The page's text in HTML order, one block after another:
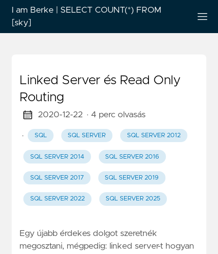
I am Berke | SELECT COUNT(*) FROM
[sky]
Linked Server és Read Only
Routing
2020-12-22 · 4 perc olvasás
· SQL SQL SERVER SQL SERVER 2012
SQL SERVER 2014 SQL SERVER 2016
SQL SERVER 2017 SQL SERVER 2019
SQL SERVER 2022 SQL SERVER 2025
Egy újabb érdekes dolgot szeretnék
megosztani, mégpedig: linked server-t hogyan